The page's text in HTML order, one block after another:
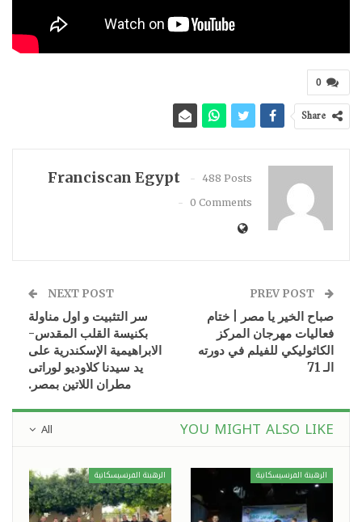
0
Share
Franciscan Egypt
488 Posts
0 Comments
صباح الخير يا مصر | ختام
فعاليات مهرجان المركز
الكاثوليكي للفيلم في دورته
الـ 71
NEXT POST
سر التثبيت و اول مناولة
بكنيسة القلب المقدس-
الابراهيمية الإسكندرية على
يد سيدنا كلاوديو لوراتى
مطران اللاتين بمصر.
All YOU MIGHT ALSO LIKE
الرهبنة الفرنسيسكانية الرهبنة الفرنسيسكانية